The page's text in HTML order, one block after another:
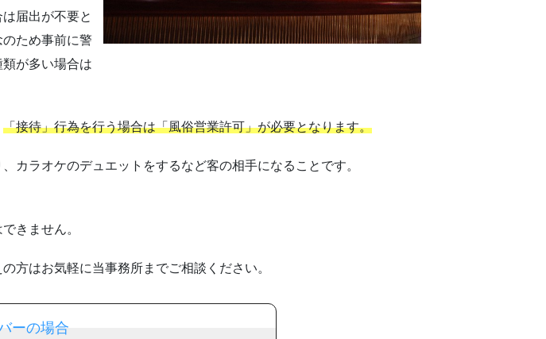
届出が不要と
ため事前に警
が多い場合は
「接待」行為を行う場合は「風俗営業許可」が必要となります。
ラオケのデュエットをするなど客の相手になることです。
きません。
方はお気軽に当事務所までご相談ください。
ーの場合